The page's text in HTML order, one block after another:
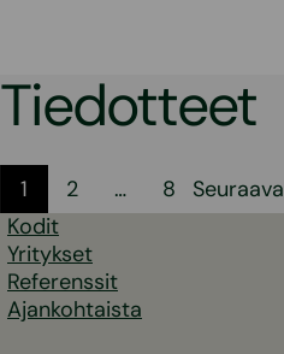
Tiedotteet
Artikkelien
sivutus
1 2 … 8
Seuraava
Kodit
Yritykset
Referenssit
Ajankohtaista